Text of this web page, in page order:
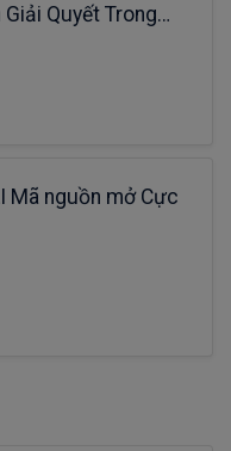
Quyết Trong
Mã nguồn mở Cực